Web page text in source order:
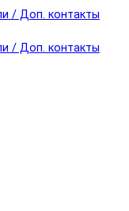
/ Доп. контакты
/ Доп. контакты